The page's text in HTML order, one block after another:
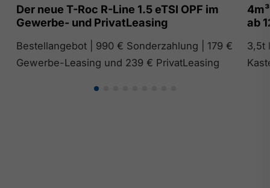
Der neue T-Roc R-Line 1.5 eTSI OPF im
Gewerbe- und PrivatLeasing
Bestellangebot | 990 € Sonderzahlung | 179 €
Gewerbe-Leasing und 239 € PrivatLeasing
ab
3,5t